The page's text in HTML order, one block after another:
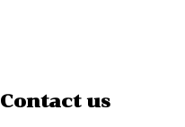
Contact us